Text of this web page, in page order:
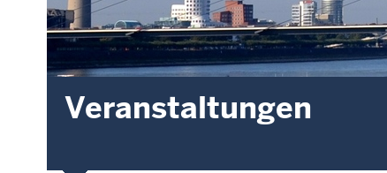
Veranstaltungen